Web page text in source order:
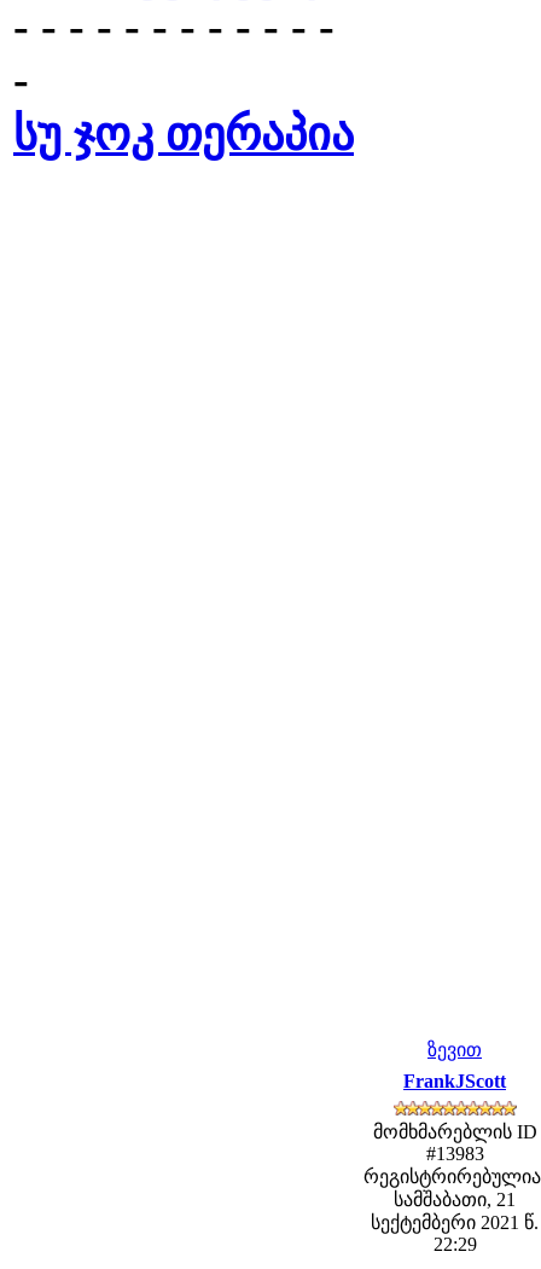
- - - - - - - - - - - -
-
სუ ჯოკ თერაპია
ზევით
FrankJScott
მომხმარებლის ID
#13983
სამშაბათი, 21
სექტემბერი 2021 წ.
22:29